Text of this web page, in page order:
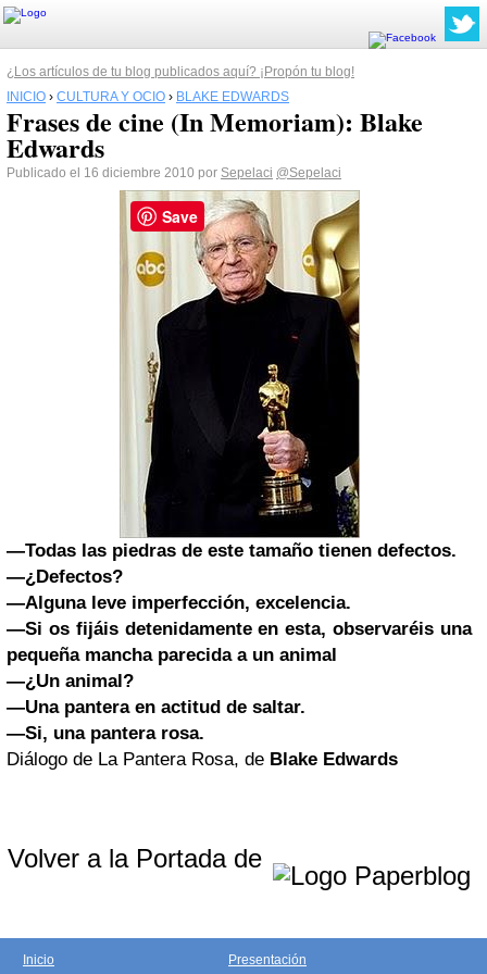
¿Los artículos de tu blog publicados aquí? ¡Propón tu blog!
INICIO › CULTURA Y OCIO › BLAKE EDWARDS
Frases de cine (In Memoriam): Blake
Edwards
Publicado el 16 diciembre 2010 por Sepelaci @Sepelaci
—Todas las piedras de este tamaño tienen defectos.
—¿Defectos?
—Alguna leve imperfección, excelencia.
—Si os fijáis detenidamente en esta, observaréis una
pequeña mancha parecida a un animal
—¿Un animal?
—Una pantera en actitud de saltar.
—Si, una pantera rosa.
Diálogo de La Pantera Rosa, de Blake Edwards
Volver a la Portada de
Inicio
Presentación
Save